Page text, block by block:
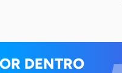
DENTRO